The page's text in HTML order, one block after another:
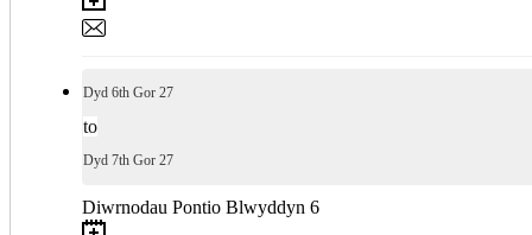
Dyd 6th Gor 27
to
Dyd 7th Gor 27
Diwrnodau Pontio Blwyddyn 6